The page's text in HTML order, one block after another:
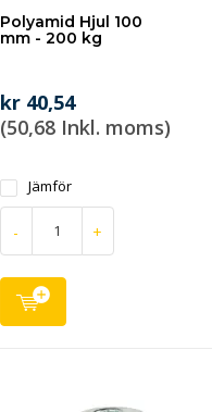
Polyamid Hjul 100
mm - 200 kg
kr 40,54
(50,68 Inkl. moms)
Jämför
- +